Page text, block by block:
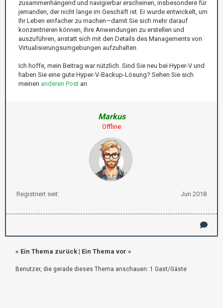
zusammenhängend und navigierbar erscheinen, insbesondere für
jemanden, der nicht lange im Geschäft ist. Er wurde entwickelt, um
Ihr Leben einfacher zu machen—damit Sie sich mehr darauf
konzentrieren können, Ihre Anwendungen zu erstellen und
auszuführen, anstatt sich mit den Details des Managements von
Virtualisierungsumgebungen aufzuhalten.
Ich hoffe, mein Beitrag war nützlich. Sind Sie neu bei Hyper-V und
haben Sie eine gute Hyper-V-Backup-Lösung? Sehen Sie sich
meinen anderen Post an.
Markus
Offline
Registriert seit: Jun 2018
« Ein Thema zurück | Ein Thema vor »
Benutzer, die gerade dieses Thema anschauen: 1 Gast/Gäste